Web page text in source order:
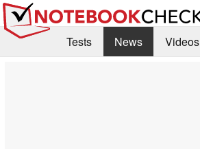
Tests News
Videos